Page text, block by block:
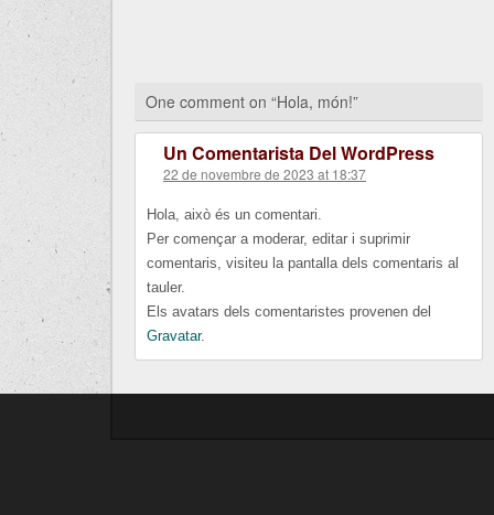
One comment on “Hola, món!”
Un Comentarista Del WordPress
22 de novembre de 2023 at 18:37
Hola, això és un comentari.
Per començar a moderar, editar i suprimir
comentaris, visiteu la pantalla dels comentaris al
tauler.
Els avatars dels comentaristes provenen del
Gravatar.